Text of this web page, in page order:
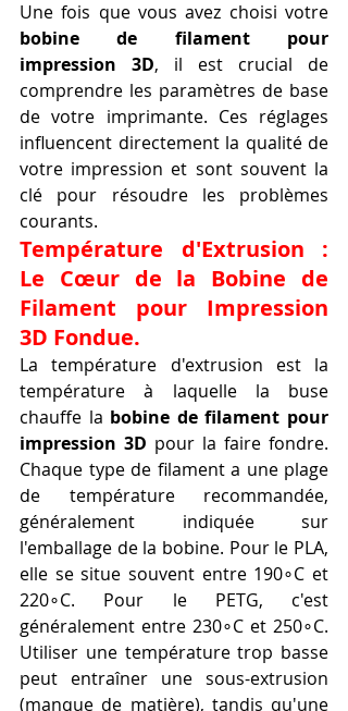
bobine de filament pour
impression 3D, il est crucial de
comprendre les paramètres de base
de votre imprimante. Ces réglages
influencent directement la qualité de
votre impression et sont souvent la
clé pour résoudre les problèmes
courants.
Température d'Extrusion :
Le Cœur de la Bobine de
Filament pour Impression
3D Fondue.
La température d'extrusion est la
température à laquelle la buse
chauffe la bobine de filament pour
impression 3D pour la faire fondre.
Chaque type de filament a une plage
de température recommandée,
généralement indiquée sur
l'emballage de la bobine. Pour le PLA,
elle se situe souvent entre 190∘C et
220∘C. Pour le PETG, c'est
généralement entre 230∘C et 250∘C.
Utiliser une température trop basse
peut entraîner une sous-extrusion
(manque de matière), tandis qu'une